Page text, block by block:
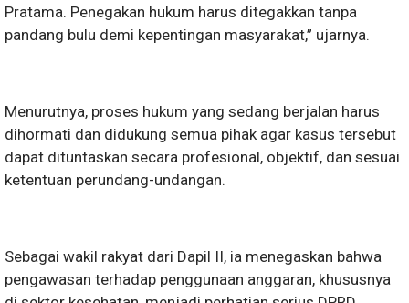
Pratama. Penegakan hukum harus ditegakkan tanpa
pandang bulu demi kepentingan masyarakat,” ujarnya.
Menurutnya, proses hukum yang sedang berjalan harus
dihormati dan didukung semua pihak agar kasus tersebut
dapat dituntaskan secara profesional, objektif, dan sesuai
ketentuan perundang-undangan.
Sebagai wakil rakyat dari Dapil II, ia menegaskan bahwa
pengawasan terhadap penggunaan anggaran, khususnya